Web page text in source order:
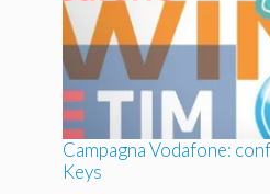
Campagna Vodafone:
Keys